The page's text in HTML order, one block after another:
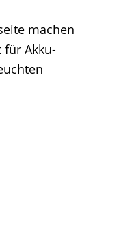
machen
für Akku-